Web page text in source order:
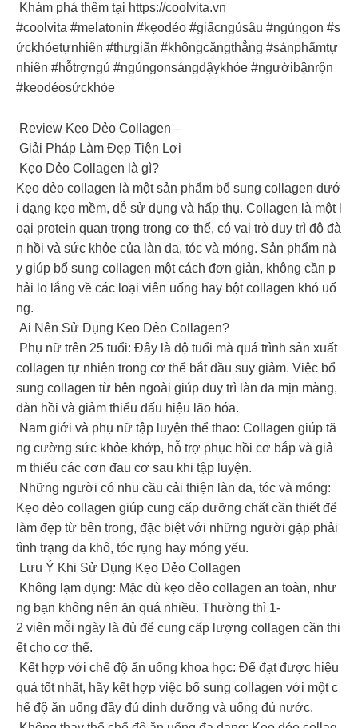
Khám phá thêm tại https://coolvita.vn
#coolvita #melatonin #kẹodẻo #giấcngủsâu #ngủngon #s
ứckhỏetựnhiên #thưgiãn #khôngcăngthẳng #sảnphẩmtự
nhiên #hỗtrợngủ #ngủngonsángdậykhỏe #ngườibậnrộn
#kẹodẻosứckhỏe
Review Kẹo Dẻo Collagen –
Giải Pháp Làm Đẹp Tiện Lợi
Kẹo Dẻo Collagen là gì?
Kẹo dẻo collagen là một sản phẩm bổ sung collagen dướ
i dạng kẹo mềm, dễ sử dụng và hấp thụ. Collagen là một l
oại protein quan trọng trong cơ thể, có vai trò duy trì độ đà
n hồi và sức khỏe của làn da, tóc và móng. Sản phẩm nà
y giúp bổ sung collagen một cách đơn giản, không cần p
hải lo lắng về các loại viên uống hay bột collagen khó uố
ng.
Ai Nên Sử Dụng Kẹo Dẻo Collagen?
Phụ nữ trên 25 tuổi: Đây là độ tuổi mà quá trình sản xuất
collagen tự nhiên trong cơ thể bắt đầu suy giảm. Việc bổ
sung collagen từ bên ngoài giúp duy trì làn da mịn màng,
đàn hồi và giảm thiểu dấu hiệu lão hóa.
Nam giới và phụ nữ tập luyện thể thao: Collagen giúp tă
ng cường sức khỏe khớp, hỗ trợ phục hồi cơ bắp và giả
m thiểu các cơn đau cơ sau khi tập luyện.
Những người có nhu cầu cải thiện làn da, tóc và móng:
Kẹo dẻo collagen giúp cung cấp dưỡng chất cần thiết để
làm đẹp từ bên trong, đặc biệt với những người gặp phải
tình trạng da khô, tóc rụng hay móng yếu.
Lưu Ý Khi Sử Dụng Kẹo Dẻo Collagen
️ Không lạm dụng: Mặc dù kẹo dẻo collagen an toàn, như
ng bạn không nên ăn quá nhiều. Thường thì 1-
2 viên mỗi ngày là đủ để cung cấp lượng collagen cần thi
ết cho cơ thể.
️ Kết hợp với chế độ ăn uống khoa học: Để đạt được hiệu
quả tốt nhất, hãy kết hợp việc bổ sung collagen với một c
hế độ ăn uống đầy đủ dinh dưỡng và uống đủ nước.